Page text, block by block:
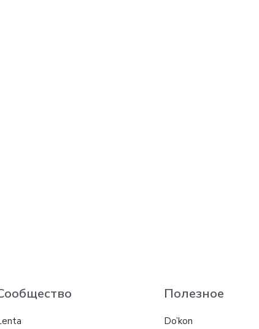
Полезное
Do’kon